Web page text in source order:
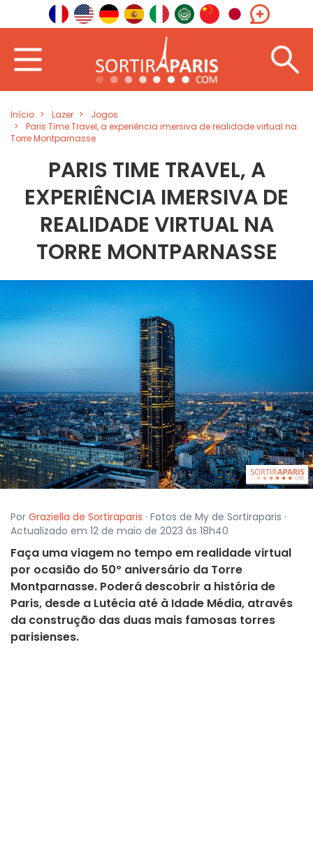
Início Lazer
Jogos
Paris Time Travel, a experiência imersiva de realidade virtual na
Torre Montparnasse
PARIS TIME TRAVEL, A
EXPERIÊNCIA IMERSIVA DE
REALIDADE VIRTUAL NA
TORRE MONTPARNASSE
Por Graziella de Sortiraparis · Fotos de My de Sortiraparis ·
Actualizado em 12 de maio de 2023 às 18h40
Faça uma viagem no tempo em realidade virtual
por ocasião do 50º aniversário da Torre
Montparnasse. Poderá descobrir a história de
Paris, desde a Lutécia até à Idade Média, através
da construção das duas mais famosas torres
parisienses.